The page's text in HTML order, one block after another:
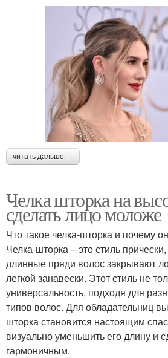
читать дальше →
Челка шторка на
сделать лицо моложе
Что такое челка-шторка и почему
Челка-шторка – это стиль
длинные пряди волос закрывают
легкой занавески. Этот стиль не
универсальность, подходя для
типов волос. Для обладательниц
шторка становится настоящим
визуально уменьшить его длину и
гармоничным.